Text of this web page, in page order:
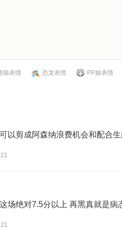
猫表情 恐龙表情 PP娘表情
以剪成阿森纳浪费机会和配合
场绝对7.5分以上 再黑真就是病